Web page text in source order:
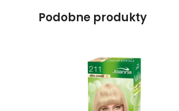
Podobne produkty